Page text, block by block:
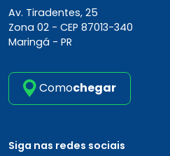
Av. Tiradentes, 25
Zona 02 - CEP 87013-340
Maringá - PR
Comochegar
Siga nas redes sociais